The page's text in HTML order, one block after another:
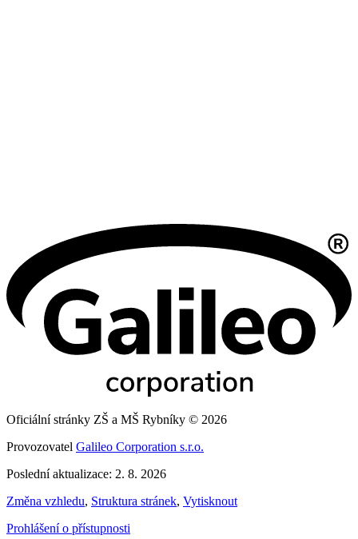
Oficiální stránky ZŠ a MŠ Rybníky © 2026
Provozovatel Galileo Corporation s.r.o.
Poslední aktualizace: 2. 8. 2026
Změna vzhledu, Struktura stránek, Vytisknout
Prohlášení o přístupnosti